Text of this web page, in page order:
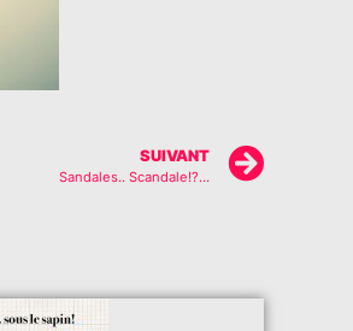
SUIVANT
Sandales.. Scandale!?…